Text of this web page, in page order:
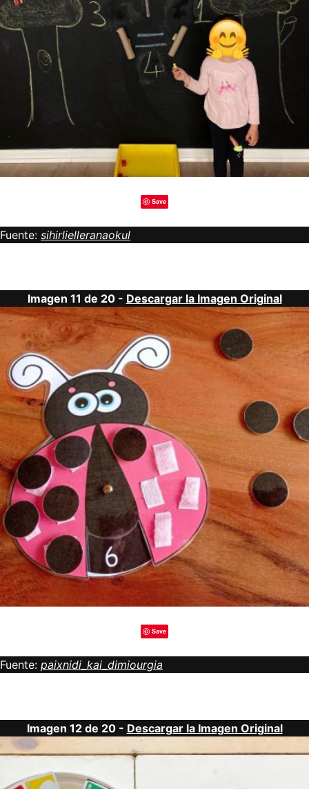
Save
Fuente: sihirlielleranaokul
Imagen 11 de 20 - Descargar la Imagen Original
Save
Fuente: paixnidi_kai_dimiourgia
Imagen 12 de 20 - Descargar la Imagen Original